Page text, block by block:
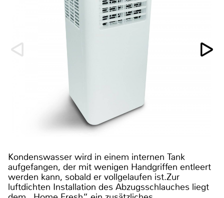
Kondenswasser wird in einem internen Tank
aufgefangen, der mit wenigen Handgriffen entleert
werden kann, sobald er vollgelaufen ist.Zur
luftdichten Installation des Abzugsschlauches liegt